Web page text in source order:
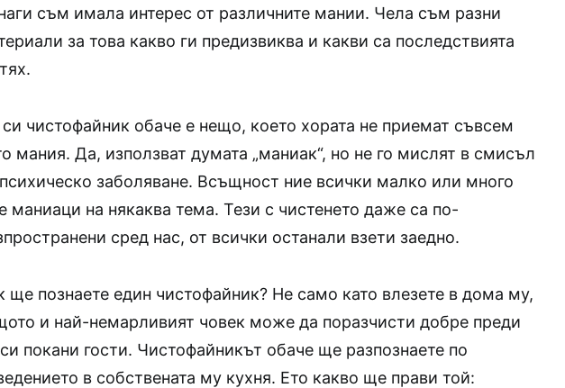
съм имала интерес от различните мании. Чела съм разни
за това какво ги предизвиква и какви са последствията
чистофайник обаче е нещо, което хората не приемат съвсем
мания. Да, използват думата „маниак“, но не го мислят в смисъл
заболяване. Всъщност ние всички малко или много
маниаци на някаква тема. Тези с чистенето даже са по-
сред нас, от всички останали взети заедно.
ще познаете един чистофайник? Не само като влезете в дома му,
и най-немарливият човек може да поразчисти добре преди
покани гости. Чистофайникът обаче ще разпознаете по
в собствената му кухня. Ето какво ще прави той: